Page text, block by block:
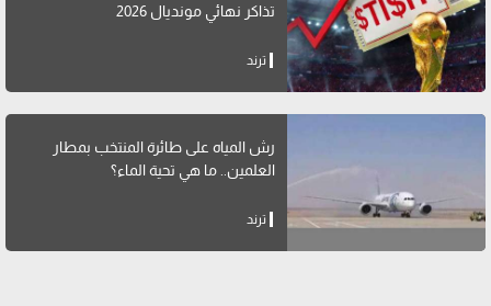
تذاكر نهائي مونديال 2026
ترند
رش المياه على طائرة المنتخب بمطار
العلمين.. ما هي تحية الماء؟
ترند